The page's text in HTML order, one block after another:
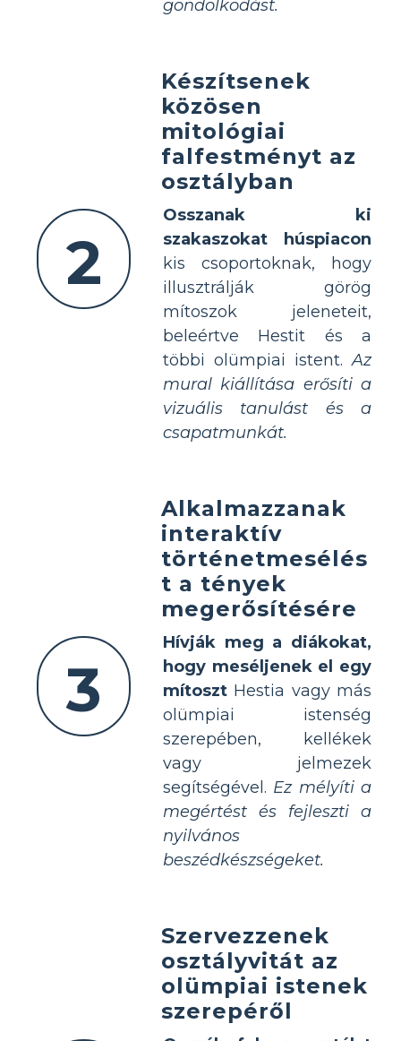
gondolkodást.
2
Készítsenek
közösen
mitológiai
falfestményt az
osztályban
Osszanak ki
szakaszokat húspiacon
kis csoportoknak, hogy
illusztrálják görög
mítoszok jeleneteit,
beleértve Hestit és a
többi olümpiai istent.Az
mural kiállítása erősíti a
vizuális tanulást és a
csapatmunkát.
3
Alkalmazzanak
interaktív
történetmesélés
t a tények
megerősítésére
Hívják meg a diákokat,
hogy meséljenek el egy
mítoszt Hestia vagy más
olümpiai istenség
szerepében, kellékek
vagy jelmezek
segítségével. Ez mélyíti a
megértést és fejleszti a
nyilvános
beszédkészségeket.
Szervezzenek
osztályvitát az
olümpiai istenek
szerepéről